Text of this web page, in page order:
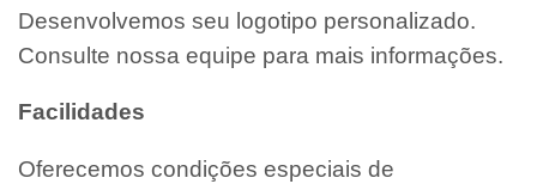
Desenvolvemos seu logotipo personalizado.
Consulte nossa equipe para mais informações.
Facilidades
Oferecemos condições especiais de